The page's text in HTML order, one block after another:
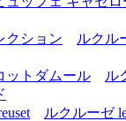
クション
ルクル
ットダムール
ル
ルクルーゼ